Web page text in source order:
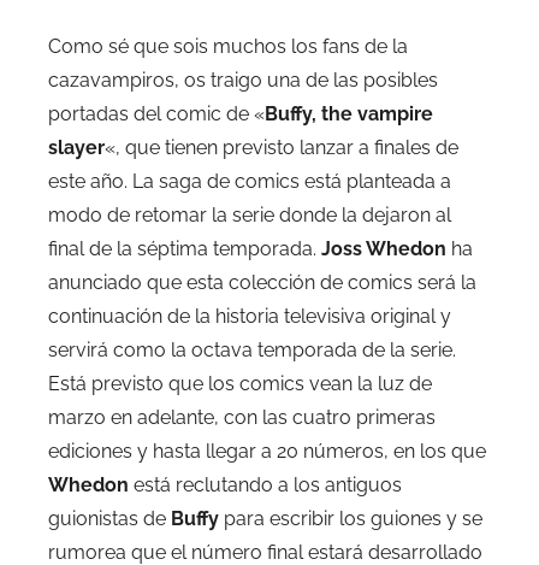
Como sé que sois muchos los fans de la
cazavampiros, os traigo una de las posibles
portadas del comic de «Buffy, the vampire
slayer«, que tienen previsto lanzar a finales de
este año. La saga de comics está planteada a
modo de retomar la serie donde la dejaron al
final de la séptima temporada. Joss Whedon ha
anunciado que esta colección de comics será la
continuación de la historia televisiva original y
servirá como la octava temporada de la serie.
Está previsto que los comics vean la luz de
marzo en adelante, con las cuatro primeras
ediciones y hasta llegar a 20 números, en los que
Whedon está reclutando a los antiguos
guionistas de Buffy para escribir los guiones y se
rumorea que el número final estará desarrollado